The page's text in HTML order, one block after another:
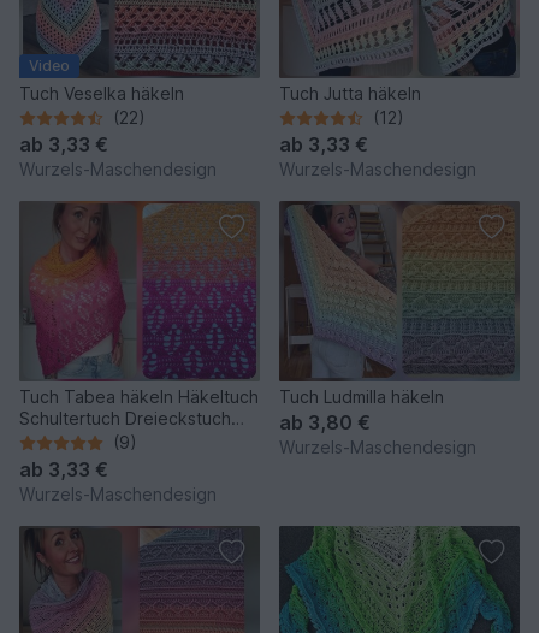
Video
Tuch Veselka häkeln
(22)
ab 3,33 €
Wurzels-Maschendesign
Tuch Jutta häkeln
(12)
ab 3,33 €
Wurzels-Maschendesign
Tuch Tabea häkeln Häkeltuch
Schultertuch Dreieckstuch
Stola
(9)
ab 3,33 €
Wurzels-Maschendesign
Tuch Ludmilla häkeln
ab 3,80 €
Wurzels-Maschendesign